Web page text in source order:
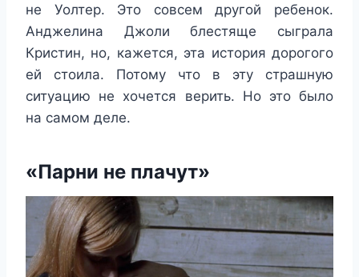
не Уолтер. Это совсем другой ребенок.
Анджелина Джоли блестяще сыграла
Кристин, но, кажется, эта история дорогого
ей стоила. Потому что в эту страшную
ситуацию не хочется верить. Но это было
на самом деле.
«Парни не плачут»